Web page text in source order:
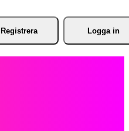
Registrera Logga in